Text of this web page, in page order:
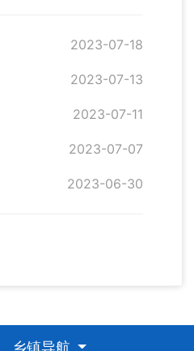
2023-07-18
2023-07-13
2023-07-11
2023-07-07
2023-06-30
乡镇导航